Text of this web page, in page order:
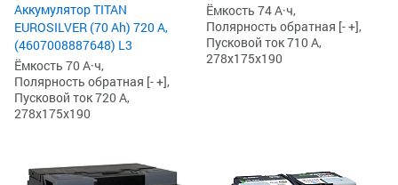
Аккумулятор TITAN
EUROSILVER (70 Ah) 720 А,
(4607008887648) L3
Ёмкость 70 А·ч,
Полярность обратная [- +],
Пусковой ток 720 А,
278x175x190
Ёмкость 74 А·ч,
Полярность обратная [- +],
Пусковой ток 710 А,
278x175x190